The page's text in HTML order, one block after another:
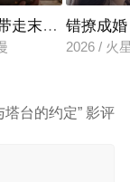
走末日战神错撩成婚
2026 / 火
塔台的约定” 影评